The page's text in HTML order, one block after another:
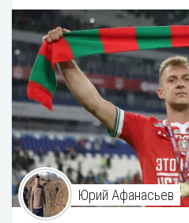
Юрий Афанасьев